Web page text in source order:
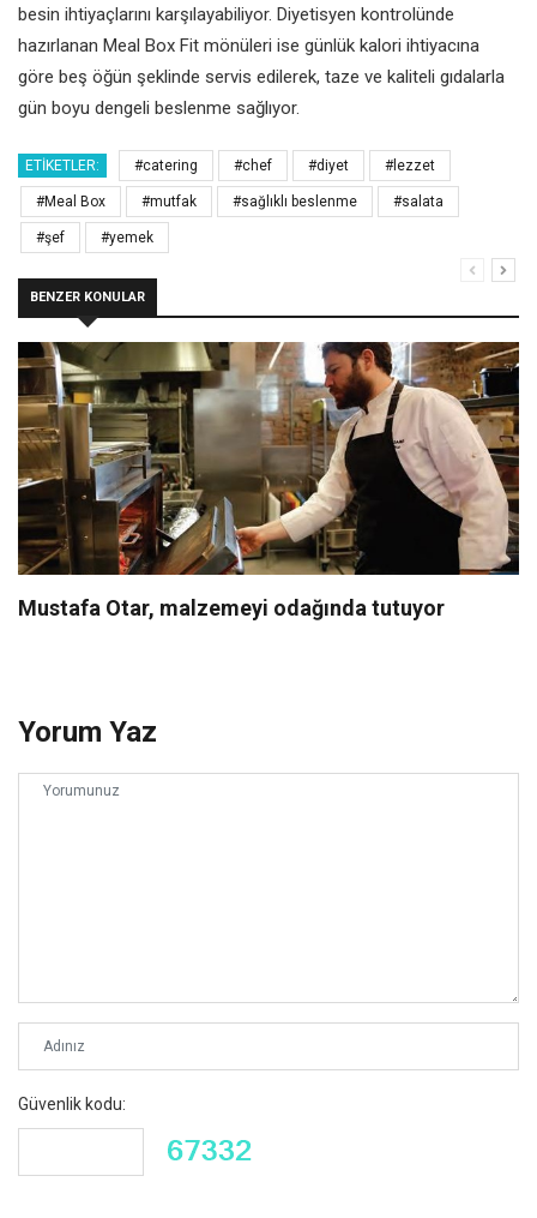
besin ihtiyaçlarını karşılayabiliyor. Diyetisyen kontrolünde
hazırlanan Meal Box Fit mönüleri ise günlük kalori ihtiyacına
göre beş öğün şeklinde servis edilerek, taze ve kaliteli gıdalarla
gün boyu dengeli beslenme sağlıyor.
ETIKETLER: #catering #chef #diyet #lezzet
#Meal Box #mutfak #sağlıklı beslenme #salata
#şef #yemek
BENZER KONULAR
Mustafa Otar, malzemeyi odağında tutuyor
Yorum Yaz
Güvenlik kodu: